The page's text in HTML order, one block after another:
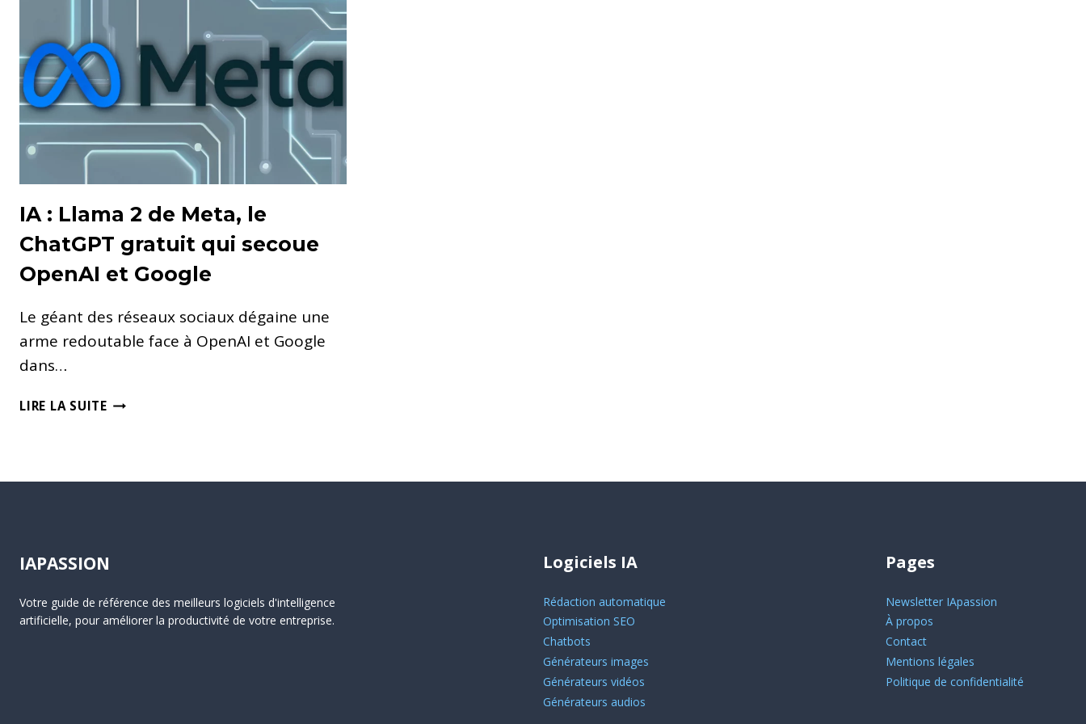
IA : Llama 2 de Meta, le
ChatGPT gratuit qui secoue
OpenAI et Google
Le géant des réseaux sociaux dégaine une
arme redoutable face à OpenAI et Google
dans…
LIRE LA SUITEIA
DE
GRATUIT
SECOUE
OPENAI
IAPASSION
Votre guide de référence des meilleurs logiciels d'intelligence
artificielle, pour améliorer la productivité de votre entreprise.
Logiciels IA
Rédaction automatique
Optimisation SEO
Chatbots
Générateurs images
Générateurs vidéos
Générateurs audios
Pages
Newsletter IApassion
À propos
Contact
Mentions légales
Politique de confidentialité